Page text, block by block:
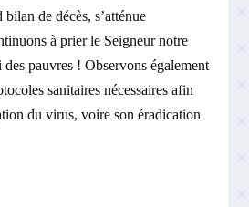
de décès, s’atténue
à prier le Seigneur notre
pauvres ! Observons également
sanitaires nécessaires afin
du virus, voire son éradication